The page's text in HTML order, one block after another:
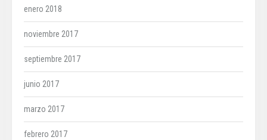
enero 2018
noviembre 2017
septiembre 2017
junio 2017
marzo 2017
febrero 2017